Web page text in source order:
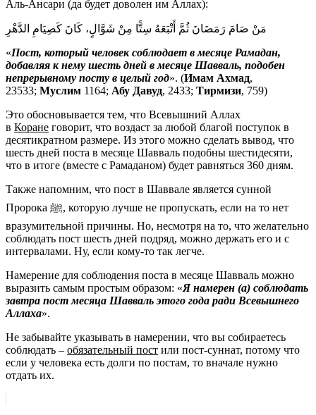
Аль-Ансари (да будет доволен им Аллах):
مَنْ صَامَ رَمَضَانَ ثُمَّ أَتْبَعَهُ سِتًّا مِنْ شَوَّالٍ، كَانَ كَصِيَامِ الدَّهْرِ
«Пост, который человек соблюдает в месяце Рамадан,
добавляя к нему шесть дней в месяце Шавваль, подобен
непрерывному посту в целый год». (Имам Ахмад,
23533; Муслим 1164; Абу Давуд, 2433; Тирмизи, 759)
Это обосновывается тем, что Всевышний Аллах
в Коране говорит, что воздаст за любой благой поступок в
десятикратном размере. Из этого можно сделать вывод, что
шесть дней поста в месяце Шавваль подобны шестидесяти,
что в итоге (вместе с Рамаданом) будет равняться 360 дням.
Также напомним, что пост в Шаввале является сунной
Пророка ﷺ, которую лучше не пропускать, если на то нет
вразумительной причины. Но, несмотря на то, что желательно
соблюдать пост шесть дней подряд, можно держать его и с
интервалами. Ну, если кому-то так легче.
Намерение для соблюдения поста в месяце Шавваль можно
выразить самым простым образом: «Я намерен (а) соблюдать
завтра пост месяца Шавваль этого года ради Всевышнего
Аллаха».
Не забывайте указывать в намерении, что вы собираетесь
соблюдать – обязательный пост или пост-суннат, потому что
если у человека есть долги по постам, то вначале нужно
отдать их.